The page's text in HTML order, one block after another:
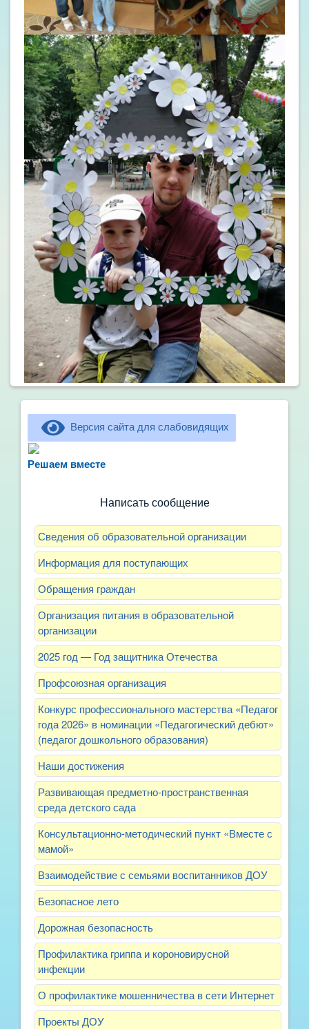
Версия сайта для слабовидящих
Решаем вместерассказать о воспитателях? Знаете, как
Написать сообщение
Сведения об образовательной организации
Информация для поступающих
Обращения граждан
Организация питания в образовательной
организации
2025 год — Год защитника Отечества
Профсоюзная организация
Конкурс профессионального мастерства «Педагог
года 2026» в номинации «Педагогический дебют»
(педагог дошкольного образования)
Наши достижения
Развивающая предметно-пространственная
среда детского сада
Консультационно-методический пункт «Вместе с
мамой»
Взаимодействие с семьями воспитанников ДОУ
Безопасное лето
Дорожная безопасность
Профилактика гриппа и короновирусной
инфекции
О профилактике мошенничества в сети Интернет
Проекты ДОУ